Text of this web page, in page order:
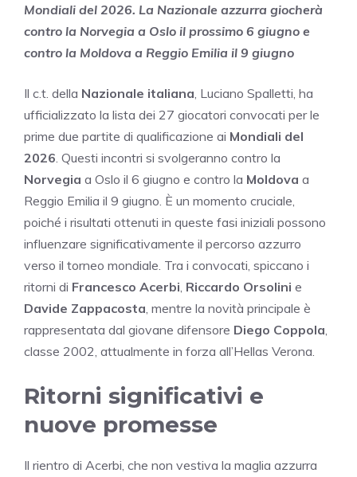
Mondiali del 2026. La Nazionale azzurra giocherà
contro la Norvegia a Oslo il prossimo 6 giugno e
contro la Moldova a Reggio Emilia il 9 giugno
Il c.t. della Nazionale italiana , Luciano Spalletti, ha
ufficializzato la lista dei 27 giocatori convocati per le
prime due partite di qualificazione ai Mondiali del
2026 . Questi incontri si svolgeranno contro la
Norvegia a Oslo il 6 giugno e contro la Moldova a
Reggio Emilia il 9 giugno. È un momento cruciale,
poiché i risultati ottenuti in queste fasi iniziali possono
influenzare significativamente il percorso azzurro
verso il torneo mondiale. Tra i convocati, spiccano i
ritorni di Francesco Acerbi Riccardo Orsolini e
Davide Zappacosta , mentre la novità principale è
rappresentata dal giovane difensore Diego Coppola
classe 2002, attualmente in forza all’Hellas Verona.
Ritorni significativi e
nuove promesse
Il rientro di Acerbi, che non vestiva la maglia azzurra